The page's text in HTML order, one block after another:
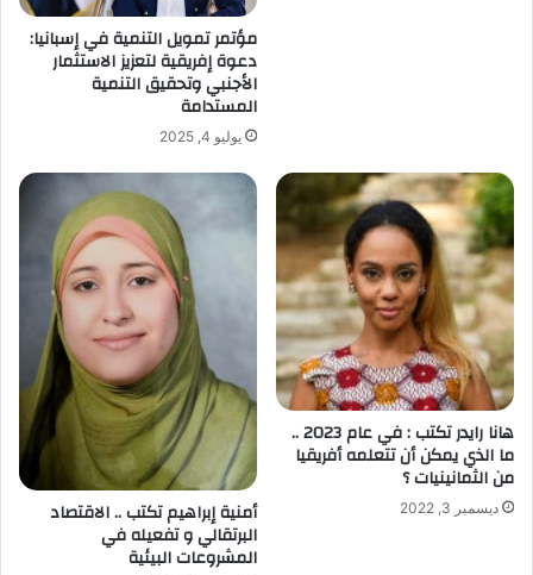
مؤتمر تمويل التنمية في إسبانيا:
دعوة إفريقية لتعزيز الاستثمار
الأجنبي وتحقيق التنمية
المستدامة
يوليو 4, 2025
هانا رايدر تكتب : في عام 2023 ..
ما الذي يمكن أن تتعلمه أفريقيا
من الثمانينيات ؟
ديسمبر 3, 2022 أمنية إبراهيم تكتب .. الاقتصاد
البرتقالي و تفعيله في
المشروعات البيئية